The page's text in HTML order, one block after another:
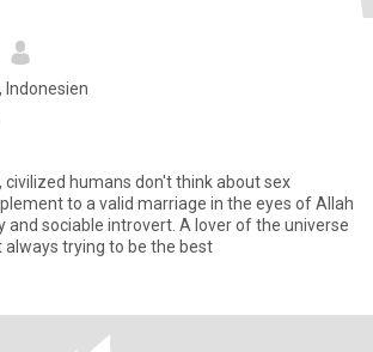
Indonesien
civilized humans don't think about sex
to a valid marriage in the eyes of Allah
and sociable introvert. A lover of the universe
always trying to be the best